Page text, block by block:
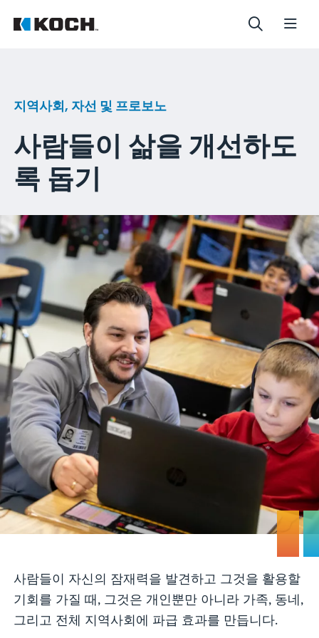
지역사회, 자선 및 프로보노
사람들이 삶을 개선하도
록 돕기
사람들이 자신의 잠재력을 발견하고 그것을 활용할
기회를 가질 때, 그것은 개인뿐만 아니라 가족, 동네,
그리고 전체 지역사회에 파급 효과를 만듭니다.